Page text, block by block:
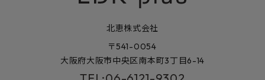
北恵株式会社
〒541-0054
大阪府大阪市中央区南本町3丁目6-14